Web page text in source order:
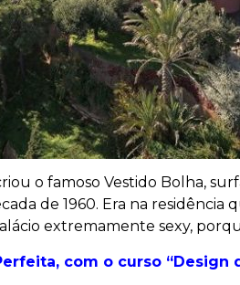
o famoso Vestido Bolha,
de 1960. Era na
extremamente sexy,
com o curso